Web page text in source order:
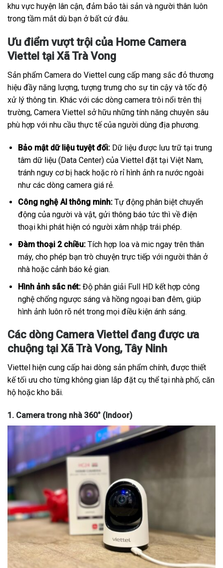
khu vực huyện lân cận, đảm bảo tài sản và người thân luôn
trong tầm mắt dù bạn ở bất cứ đâu.
Ưu điểm vượt trội của Home Camera
Viettel tại Xã Trà Vong
Sản phẩm Camera do Viettel cung cấp mang sắc đỏ thương
hiệu đầy năng lượng, tượng trưng cho sự tin cậy và tốc độ
xử lý thông tin. Khác với các dòng camera trôi nổi trên thị
trường, Camera Viettel sở hữu những tính năng chuyên sâu
phù hợp với nhu cầu thực tế của người dùng địa phương.
Bảo mật dữ liệu tuyệt đối:Dữ liệu được lưu trữ tại trung
tâm dữ liệu (Data Center) của Viettel đặt tại Việt Nam,
tránh nguy cơ bị hack hoặc rò rỉ hình ảnh ra nước ngoài
như các dòng camera giá rẻ.
Công nghệ AI thông minh:Tự động phân biệt chuyển
động của người và vật, gửi thông báo tức thì về điện
thoại khi phát hiện có người xâm nhập trái phép.
Đàm thoại 2 chiều:Tích hợp loa và mic ngay trên thân
máy, cho phép bạn trò chuyện trực tiếp với người thân ở
nhà hoặc cảnh báo kẻ gian.
Hình ảnh sắc nét:Độ phân giải Full HD kết hợp công
nghệ chống ngược sáng và hồng ngoại ban đêm, giúp
hình ảnh luôn rõ nét trong mọi điều kiện ánh sáng.
Các dòng Camera Viettel đang được ưa
chuộng tại Xã Trà Vong, Tây Ninh
Viettel hiện cung cấp hai dòng sản phẩm chính, được thiết
kế tối ưu cho từng không gian lắp đặt cụ thể tại nhà phố, căn
hộ hoặc kho bãi.
1. Camera trong nhà 360° (Indoor)